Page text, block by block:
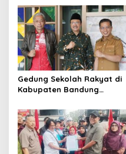
Rebranding RSUD Cibabat
Gedung Sekolah Rakyat di
Kabupaten Bandung
Siap Tampung Dua Ribu
Siswa